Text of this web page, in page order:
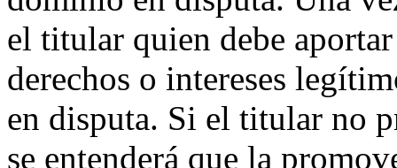
el titular quien debe
derechos o intereses
en disputa. Si el titular no
se entenderá que la